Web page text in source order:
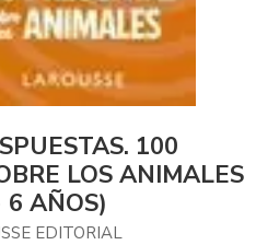
100
LOS ANIMALES
6 AÑOS)
EDITORIAL